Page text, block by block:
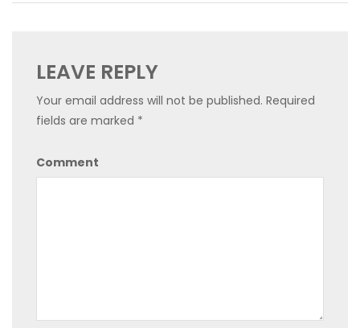
LEAVE REPLY
Your email address will not be published. Required
fields are marked *
Comment